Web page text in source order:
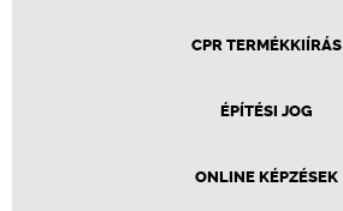
CPR TERMÉKKIÍRÁS
ÉPÍTÉSI JOG
ONLINE KÉPZÉSEK